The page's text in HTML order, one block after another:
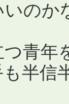
いの
青年
半信